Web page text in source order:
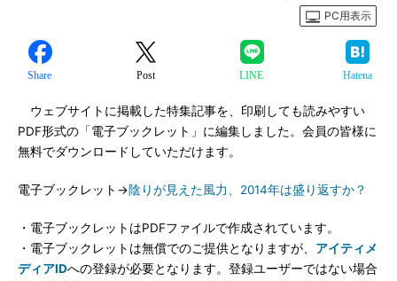
PC用表示
Share Post LINE Hatena
ウェブサイトに掲載した特集記事を、印刷しても読みやすい
PDF形式の「電子ブックレット」に編集しました。会員の皆様に
無料でダウンロードしていただけます。
電子ブックレット→陰りが見えた風力、2014年は盛り返すか？
・電子ブックレットはPDFファイルで作成されています。
・電子ブックレットは無償でのご提供となりますが、 アイティメ
ディアIDへの登録が必要となります。登録ユーザーではない場合